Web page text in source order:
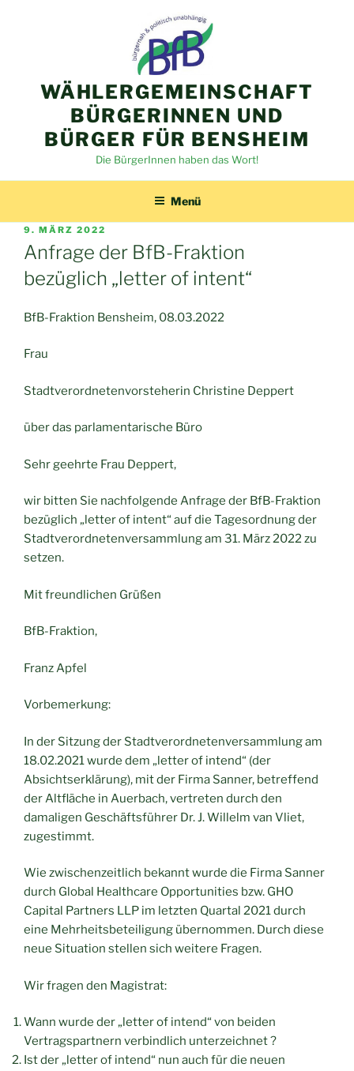
WÄHLERGEMEINSCHAFT
BÜRGERINNEN UND
BÜRGER FÜR BENSHEIM
Die BürgerInnen haben das Wort!
Menü
VERÖFFENTLICHT
AM
9. MÄRZ 2022
Anfrage der BfB-Fraktion
bezüglich „letter of intent“
BfB-Fraktion Bensheim, 08.03.2022
Frau
Stadtverordnetenvorsteherin Christine Deppert
über das parlamentarische Büro
Sehr geehrte Frau Deppert,
wir bitten Sie nachfolgende Anfrage der BfB-Fraktion
bezüglich „letter of intent“ auf die Tagesordnung der
Stadtverordnetenversammlung am 31. März 2022 zu
setzen.
Mit freundlichen Grüßen
BfB-Fraktion,
Franz Apfel
Vorbemerkung:
In der Sitzung der Stadtverordnetenversammlung am
18.02.2021 wurde dem „letter of intend“ (der
Absichtserklärung), mit der Firma Sanner, betreffend
der Altfläche in Auerbach, vertreten durch den
damaligen Geschäftsführer Dr. J. Willelm van Vliet,
zugestimmt.
Wie zwischenzeitlich bekannt wurde die Firma Sanner
durch Global Healthcare Opportunities bzw. GHO
Capital Partners LLP im letzten Quartal 2021 durch
eine Mehrheitsbeteiligung übernommen. Durch diese
neue Situation stellen sich weitere Fragen.
Wir fragen den Magistrat:
Wann wurde der „letter of intend“ von beiden
Vertragspartnern verbindlich unterzeichnet ?
Ist der „letter of intend“ nun auch für die neuen